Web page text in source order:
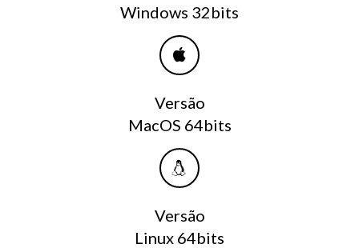
Windows 32bits
Versão
MacOS 64bits
Versão
Linux 64bits